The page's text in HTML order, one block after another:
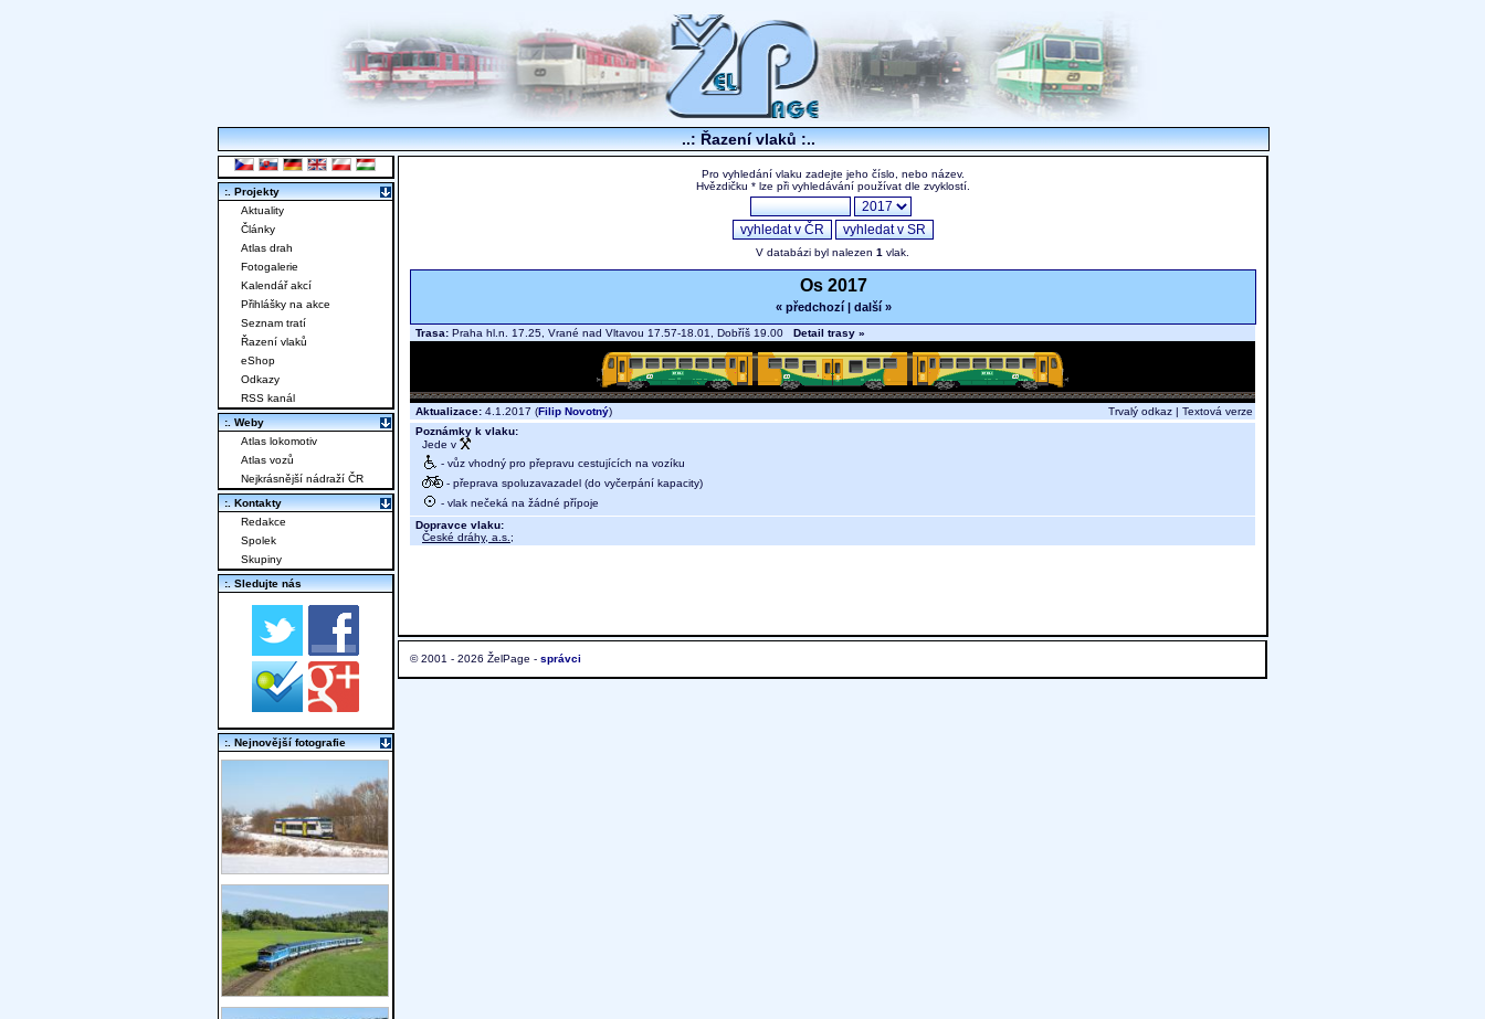
..: Řazení vlaků :..
Pro vyhledání vlaku zadejte jeho číslo, nebo název.
Hvězdičku * lze při vyhledávání používat dle zvyklostí.
V databázi byl nalezen 1 vlak.
Os 2017
« předchozí| další »
Trasa: Praha hl.n. 17.25, Vrané nad Vltavou 17.57-18.01, Dobříš 19.00 Detail trasy »
Aktualizace: 4.1.2017 (Filip Novotný) Trvalý odkaz | Textová verze
Poznámky k vlaku:
Jede v
- vůz vhodný pro přepravu cestujících na vozíku
- přeprava spoluzavazadel (do vyčerpání kapacity)
- vlak nečeká na žádné přípoje
Dopravce vlaku:
České dráhy, a.s. ;
© 2001 - 2026 ŽelPage - správci
:. Projekty
Aktuality
Články
Atlas drah
Fotogalerie
Kalendář akcí
Přihlášky na akce
Seznam tratí
Řazení vlaků
eShop
Odkazy
RSS kanál
:. Weby
Atlas lokomotiv
Atlas vozů
Nejkrásnější nádraží ČR
:. Kontakty
Redakce
Spolek
Skupiny
:. Sledujte nás
:. Nejnovější fotografie